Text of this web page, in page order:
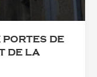
DE
DE LA